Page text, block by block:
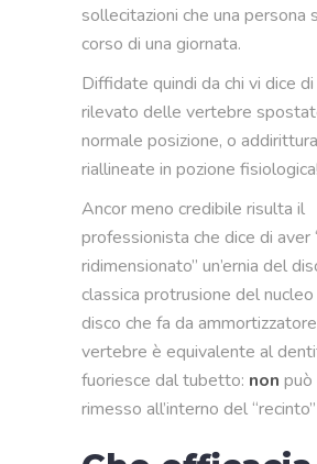
sollecitazioni che una persona
corso di una giornata.
Diffidate quindi da chi vi dice
rilevato delle vertebre
normale posizione, o
riallineate in pozione fisiologica!
Ancor meno credibile risulta il
professionista che dice di
ridimensionato” un’ernia del
classica protrusione del
disco che fa da
vertebre è equivalente al
fuoriesce dal tubetto: non
rimesso all’interno del